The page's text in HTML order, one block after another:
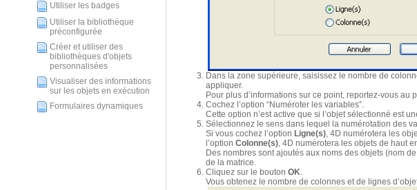
Utiliser les badges
Utiliser la bibliothèque
préconfigurée
Créer et utiliser des
bibliothèques d'objets
personnalisées
Visualiser des informations
sur les objets en exécution
Formulaires dynamiques
Dans la zone supérieure, saisissez le nombre de
appliquer.
Pour plus d’informations sur ce point, reportez-vous au
Cochez l’option “Numéroter les variables”.
Cette option n’est active que si l’objet sélectionné est
Sélectionnez le sens dans lequel la numérotation des
Si vous cochez l’option Ligne(s), 4D numérotera les
l’option Colonne(s), 4D numérotera les objets de haut
Des nombres sont ajoutés aux noms des objets (nom
de la matrice.
Cliquez sur le bouton OK.
Vous obtenez le nombre de colonnes et de lignes